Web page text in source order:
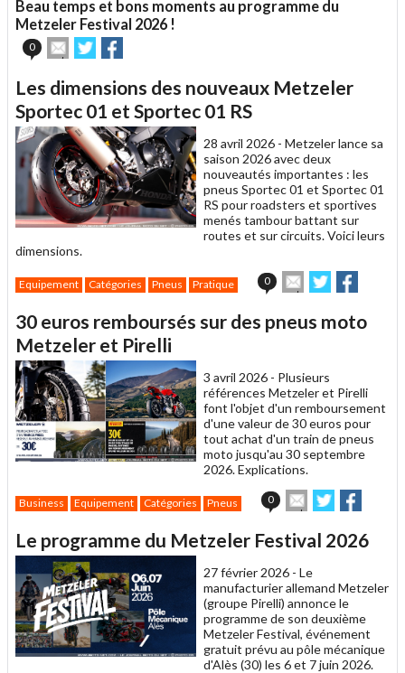
ami
Beau temps et bons moments au programme du
Metzeler Festival 2026 !
0
Envoyer
cet
à
un
ami
Partager
sur sur
Les dimensions des nouveaux Metzeler
Sportec 01 et Sportec 01 RS
28 avril 2026 - Metzeler lance sa
saison 2026 avec deux
nouveautés importantes : les
pneus Sportec 01 et Sportec 01
RS pour roadsters et sportives
menés tambour battant sur
routes et sur circuits. Voici leurs
dimensions.
Equipement Catégories Pneus Pratique 0
Envoyer
cet
à
Partager
sur sur
30 euros remboursés sur des pneus moto
Metzeler et Pirelli
3 avril 2026 - Plusieurs
références Metzeler et Pirelli
font l'objet d'un remboursement
d'une valeur de 30 euros pour
tout achat d'un train de pneus
moto jusqu'au 30 septembre
2026. Explications.
Business Equipement Catégories Pneus 0
Envoyer
cet
à
ami
Partager
sur sur
Le programme du Metzeler Festival 2026
27 février 2026 - Le
manufacturier allemand Metzeler
(groupe Pirelli) annonce le
programme de son deuxième
Metzeler Festival, événement
gratuit prévu au pôle mécanique
d'Alès (30) les 6 et 7 juin 2026.